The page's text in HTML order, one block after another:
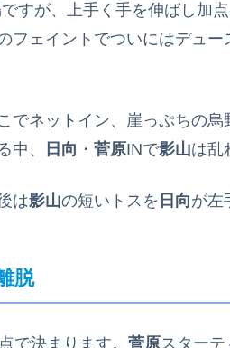
ですが、上手く手を伸ばし加
フェイントでついにはデュー
でネットイン、崖っぷちの烏
中、
日向 ・ 菅原INで影山は乱
は影山の短いトスを 日向が左
脱
で決まります。 菅原スターテ